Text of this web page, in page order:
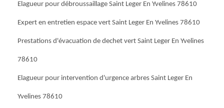
Elagueur pour débroussaillage Saint Leger En Yvelines 78610
Expert en entretien espace vert Saint Leger En Yvelines 78610
Prestations d'évacuation de dechet vert Saint Leger En Yvelines
78610
Elagueur pour intervention d'urgence arbres Saint Leger En
Yvelines 78610